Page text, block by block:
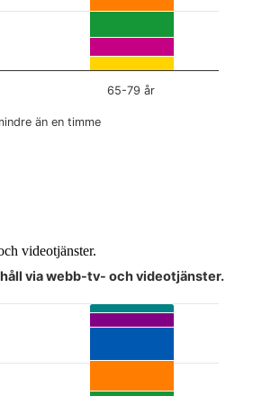
än en timme
65-79 år
videotjänster.
via webb-tv- och videotjänster.